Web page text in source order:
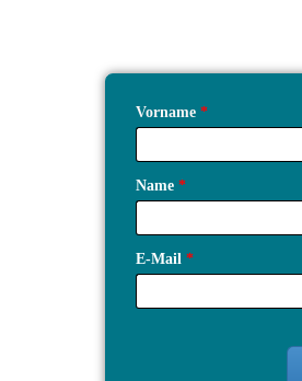
Vorname *
Name *
E-Mail *